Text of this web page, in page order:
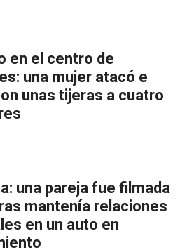
en el centro de
una mujer atacó e
unas tijeras a cuatro
una pareja fue filmada
mantenía relaciones
en un auto en